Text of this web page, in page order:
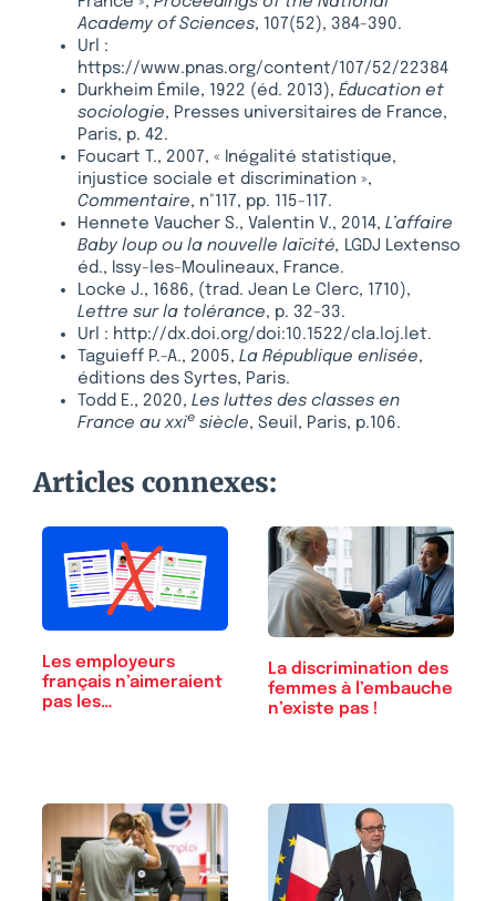
Academy of Sciences, 107(52), 384-390.
Url :
https://www.pnas.org/content/107/52/22384
Durkheim Émile, 1922 (éd. 2013), Éducation et
sociologie, Presses universitaires de France,
Paris, p. 42.
Foucart T., 2007, « Inégalité statistique,
injustice sociale et discrimination »,
Commentaire, n°117, pp. 115-117.
Hennete Vaucher S., Valentin V., 2014, L’affaire
Baby loup ou la nouvelle laïcité, LGDJ Lextenso
éd., Issy-les-Moulineaux, France.
Locke J., 1686, (trad. Jean Le Clerc, 1710),
Lettre sur la tolérance, p. 32-33.
Url : http://dx.doi.org/doi:10.1522/cla.loj.let.
Taguieff P.-A., 2005, La République enlisée,
éditions des Syrtes, Paris.
Todd E., 2020, Les luttes des classes en
France au xxie siècle, Seuil, Paris, p.106.
Articles connexes:
Les employeurs
français n’aimeraient
pas les…
La discrimination des
femmes à l’embauche
n’existe pas !